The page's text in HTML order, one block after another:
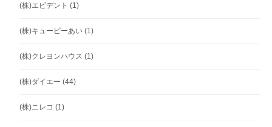
(株)エビデント (1)
(株)キューピーあい (1)
(株)クレヨンハウス (1)
(株)ダイエー (44)
(株)ニレコ (1)